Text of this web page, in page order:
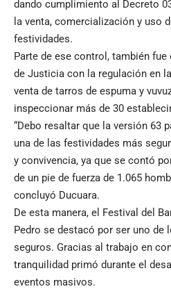
dando cumplimiento al Decreto
la venta, comercialización y uso
festividades.
Parte de ese control, también
de Justicia con la regulación en
venta de tarros de espuma y
inspeccionar más de 30
“Debo resaltar que la versión 63
una de las festividades más
y convivencia, ya que se contó
de un pie de fuerza de 1.065
concluyó Ducuara.
De esta manera, el Festival del
Pedro se destacó por ser uno de
seguros. Gracias al trabajo en
tranquilidad primó durante el
eventos masivos.